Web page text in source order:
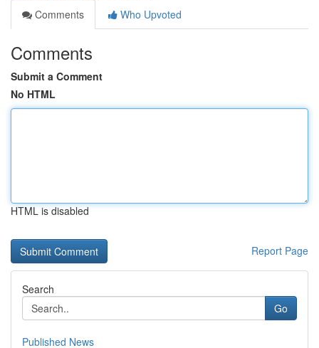
Comments
Who Upvoted
Comments
Submit a Comment
No HTML
HTML is disabled
Report Page
Search
Go
Published News